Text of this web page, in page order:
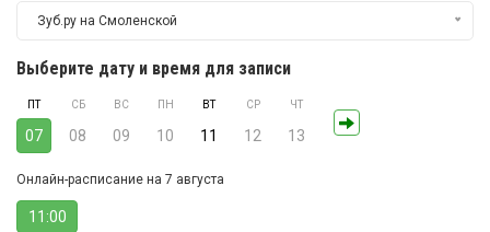
Зуб.ру на Смоленской
Выберите дату и время для записи
ПТ
07
СБ
08
ВС
09
ПН
10
ВТ
11
СР
12
ЧТ
13
Онлайн-расписание на 7 августа
11:00